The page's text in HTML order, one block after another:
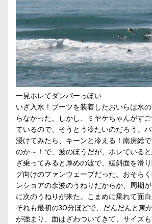
一見ホレてダンパーっぽい
いざ入水！ブーツを装着したおいらは水
らなかった。しかし、ミヤケちゃんがす
ているので、そうとう冷たいのだろう。
浸けてみたら、キーンと冷える！南房総
のか～！で、波のほうだが、ホレている
ざ乗ってみると厚めの波で、緩斜面を滑
グ向けのファンウェーブだった。おそら
ンショアの余波のうねりだからか、周期
に次のうねりが来た。こまめに乗れて面白
それも最初の30分ほどで、だんだんと東
が強まり、面はざわついてきて、サイズ